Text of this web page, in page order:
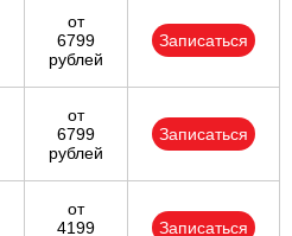
от
6799
рублей
Записаться
от
6799
рублей
Записаться
от
4199
Записаться